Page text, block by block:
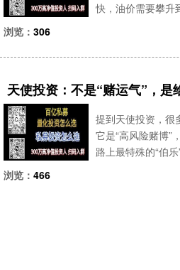
快，油价需要攀升
浏览： 306
天使投资：不是“赌运气”，是
提到天使投资，
它是“高风险赌博”
路上最特殊的“伯
浏览： 466